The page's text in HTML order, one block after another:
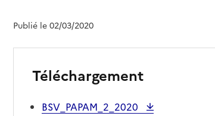
Publié le 02/03/2020
Téléchargement
BSV_PAPAM_2_2020